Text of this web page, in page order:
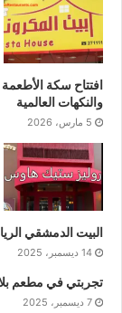
افتتاح سكة
والنكهات العالمية
5 مارس، 2026
البيت الدمشقي
14 ديسمبر، 2025
تجربتي في مطعم
7 ديسمبر، 2025